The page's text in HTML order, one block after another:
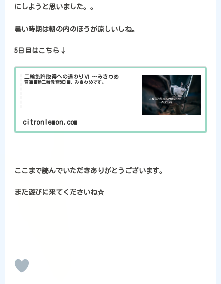
にしようと思いました。。
暑い時期は朝の内のほうが涼しいしね。
5日目はこちら↓
二輪免許取得への道のりⅥ ～みきわめ
普通自動二輪教習5日目、みきわめです。
citronlemon.com
ここまで読んでいただきありがとうございます。
また遊びに来てくださいね☆